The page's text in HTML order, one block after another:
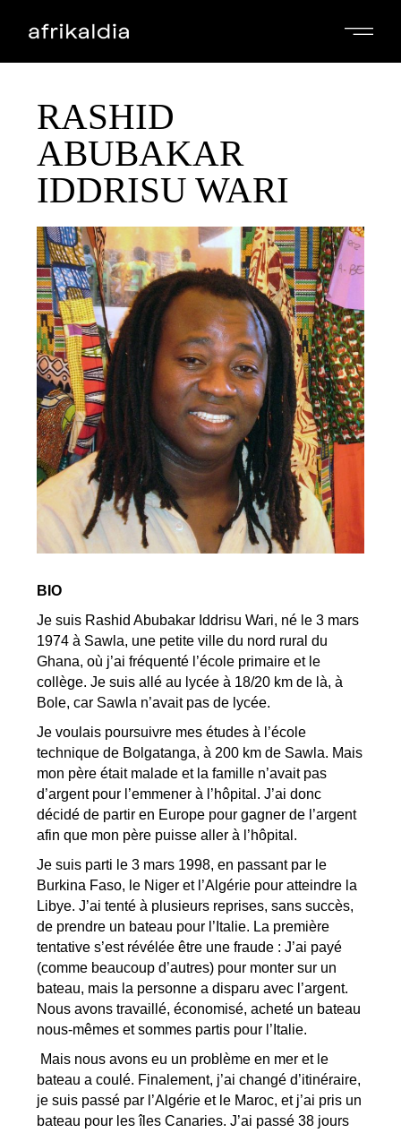
RASHID
ABUBAKAR
IDDRISU WARI
BIO
Je suis Rashid Abubakar Iddrisu Wari, né le 3 mars
1974 à Sawla, une petite ville du nord rural du
Ghana, où j’ai fréquenté l’école primaire et le
collège. Je suis allé au lycée à 18/20 km de là, à
Bole, car Sawla n’avait pas de lycée.
Je voulais poursuivre mes études à l’école
technique de Bolgatanga, à 200 km de Sawla. Mais
mon père était malade et la famille n’avait pas
d’argent pour l’emmener à l’hôpital. J’ai donc
décidé de partir en Europe pour gagner de l’argent
afin que mon père puisse aller à l’hôpital.
Je suis parti le 3 mars 1998, en passant par le
Burkina Faso, le Niger et l’Algérie pour atteindre la
Libye. J’ai tenté à plusieurs reprises, sans succès,
de prendre un bateau pour l’Italie. La première
tentative s’est révélée être une fraude : J’ai payé
(comme beaucoup d’autres) pour monter sur un
bateau, mais la personne a disparu avec l’argent.
Nous avons travaillé, économisé, acheté un bateau
nous-mêmes et sommes partis pour l’Italie.
Mais nous avons eu un problème en mer et le
bateau a coulé. Finalement, j’ai changé d’itinéraire,
je suis passé par l’Algérie et le Maroc, et j’ai pris un
bateau pour les îles Canaries. J’ai passé 38 jours